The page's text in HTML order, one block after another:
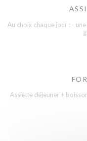
Au choix chaque jour : -
Assiette déjeuner +